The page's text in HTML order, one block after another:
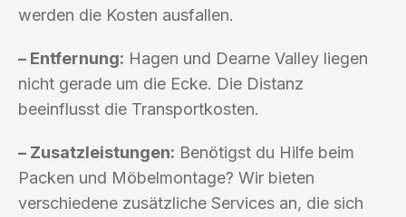
werden die Kosten ausfallen.
– Entfernung: Hagen und Dearne Valley liegen
nicht gerade um die Ecke. Die Distanz
beeinflusst die Transportkosten.
– Zusatzleistungen: Benötigst du Hilfe beim
Packen und Möbelmontage? Wir bieten
verschiedene zusätzliche Services an, die sich